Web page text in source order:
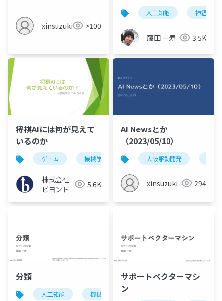
xinsuzuki >100
人工知能 神経科学
藤田 一寿 3.5K
将棋AIには何が見えて
いるのか
ゲーム 機械学習
株式会社
ビヨンド
5.6K
AI Newsとか
（2023/05/10）
大阪駆動開発
xinsuzuki 294
分類
人工知能 機械学習
サポートベクターマシ
ン